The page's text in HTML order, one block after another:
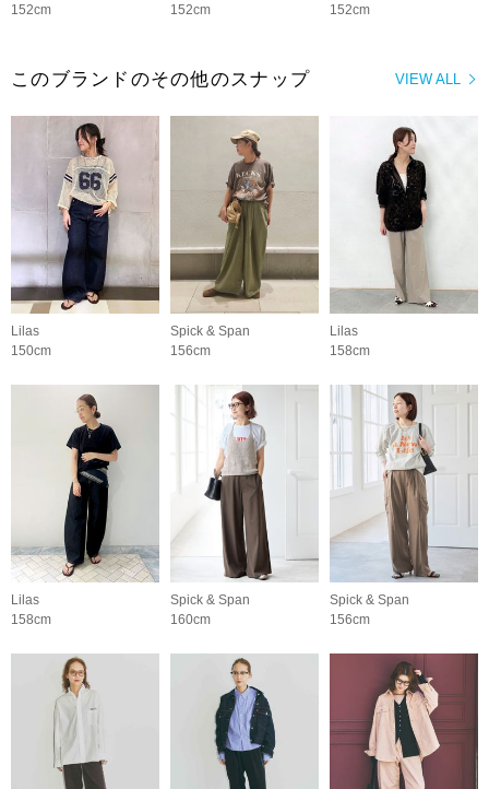
152cm
152cm
152cm
VIEW ALL
このブランドのその他のスナップ
Lilas
150cm
Spick & Span
156cm
Lilas
158cm
Lilas
158cm
Spick & Span
160cm
Spick & Span
156cm